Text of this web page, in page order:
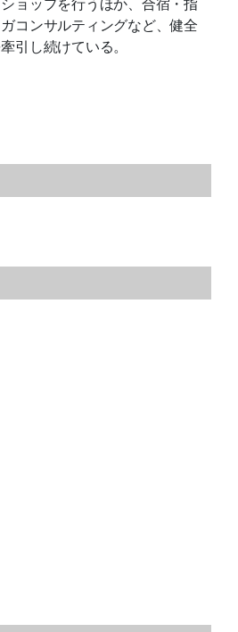
ョップを行うほか、合宿・指
コンサルティングなど、健全
引し続けている。